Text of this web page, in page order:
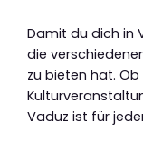
Damit du dich in
die
zu bieten hat.
Vaduz ist für